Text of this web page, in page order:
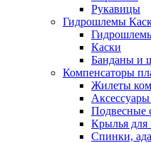
Рукавицы
Гидрошлемы
Каски
Банданы и
Компенсаторы
Жилеты
Подвесные
Крылья для
Спинки,